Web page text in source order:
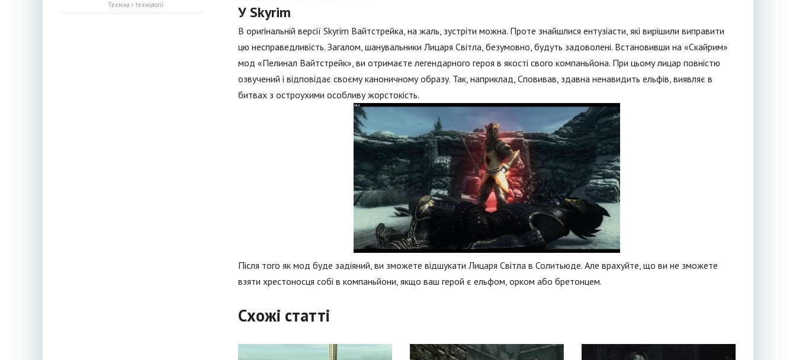
У Skyrim
В оригінальній версії Skyrim Вайтстрейка, на жаль, зустріти можна. Проте знайшлися ентузіасти, які вирішили виправити
цю несправедливість. Загалом, шанувальники Лицаря Світла, безумовно, будуть задоволені. Встановивши на «Скайрим»
мод «Пелинал Вайтстрейк», ви отримаєте легендарного героя в якості свого компаньйона. При цьому лицар повністю
озвучений і відповідає своєму каноничному образу. Так, наприклад, Сповивав, здавна ненавидить ельфів, виявляє в
битвах з остроухими особливу жорстокість.
Після того як мод буде задіяний, ви зможете відшукати Лицаря Світла в Солитьюде. Але врахуйте, що ви не зможете
взяти хрестоносця собі в компаньйони, якщо ваш герой є ельфом, орком або бретонцем.
Схожі статті
Техніка і технології